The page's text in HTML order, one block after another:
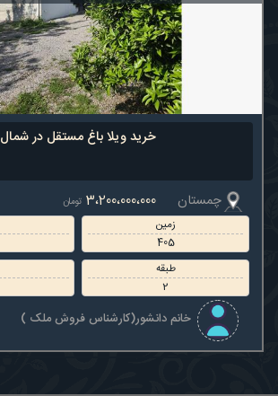
خرید ویلا باغ مستقل در شمال
چمستان 3،200،000،000 تومان
زمین
405
طبقه
2
خانم دانشور(کارشناس فروش ملک )